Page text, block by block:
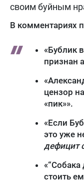
своим буйным
В комментариях
«Бублик
признан
цензор
«пик»».
«Если
это уже
дефицит
стоить